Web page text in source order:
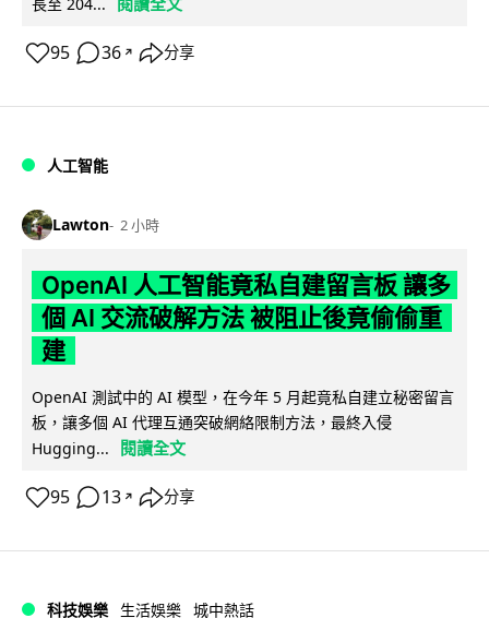
95 36 ↗ 分享
人工智能
Lawton 2 小時
OpenAI 人工智能竟私自建留言板 讓多
個 AI 交流破解方法 被阻止後竟偷偷重
建
OpenAI 測試中的 AI 模型，在今年 5 月起竟私自建立秘密留言
板，讓多個 AI 代理互通突破網絡限制方法，最終入侵
Hugging...
閱讀全文
95 13 ↗ 分享
科技娛樂 生活娛樂 城中熱話